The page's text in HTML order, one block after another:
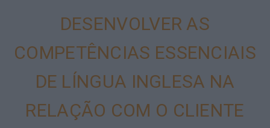
DESENVOLVER AS
COMPETÊNCIAS ESSENCIAIS
DE LÍNGUA INGLESA NA
RELAÇÃO COM O CLIENTE